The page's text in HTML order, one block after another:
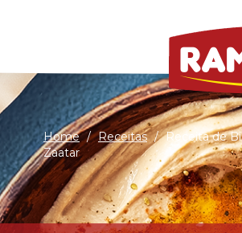
Home / Receitas / Receita de
Zaatar